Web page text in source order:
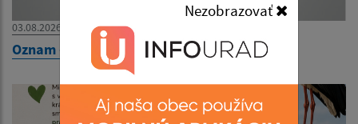
Nezobrazovať
03.08.2026
Oznam - zatvorenie obecného úradu